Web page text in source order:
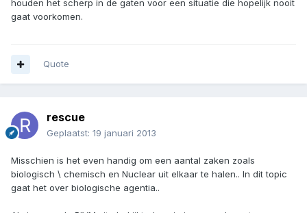
houden het scherp in de gaten voor een situatie die hopelijk nooit
gaat voorkomen.
Quote
rescue
Geplaatst: 19 januari 2013
Misschien is het even handig om een aantal zaken zoals
biologisch \ chemisch en Nuclear uit elkaar te halen.. In dit topic
gaat het over biologische agentia..